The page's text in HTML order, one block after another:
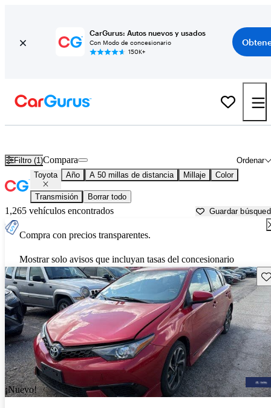
CarGurus: Autos nuevos y usados
Con Modo de concesionario
150K+
Filtro (1) Ordenar
Compara
Toyota Año A 50 millas de distancia Millaje Color
Transmisión Borrar todo
1,265 vehículos encontrados Guardar
Compra con precios transparentes.
Mostrar solo avisos que incluyan tasas del concesionario
¡Nuevo!